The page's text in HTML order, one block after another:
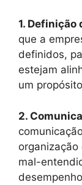
1. Definição
que a
definidos,
estejam
um
2.
mal-